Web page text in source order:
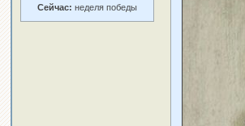
Сейчас: неделя победы